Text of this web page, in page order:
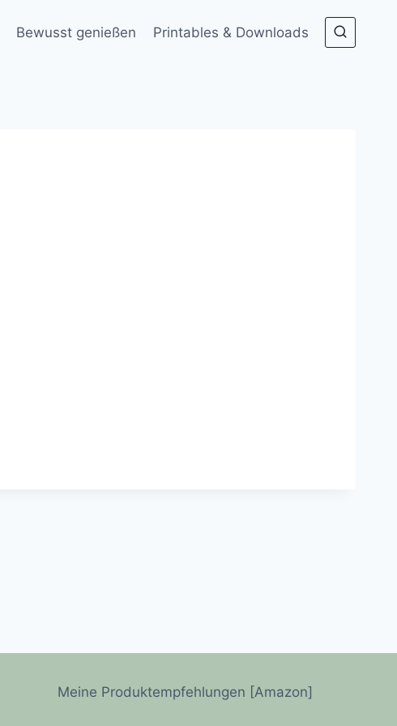
Bewusst genießen Printables & Downloads
Meine Produktempfehlungen [Amazon]